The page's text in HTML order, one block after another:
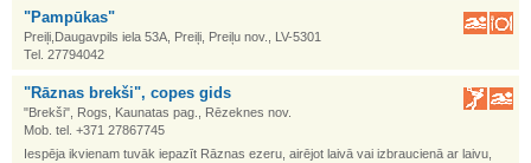
"Pampūkas"
Preiļi,Daugavpils iela 53A, Preiļi, Preiļu nov., LV-5301
Tel. 27794042
"Rāznas brekši", copes gids
"Brekši", Rogs, Kaunatas pag., Rēzeknes nov.
Mob. tel. +371 27867745
Iespēja ikvienam tuvāk iepazīt Rāznas ezeru, airējot laivā vai izbraucienā ar laivu,